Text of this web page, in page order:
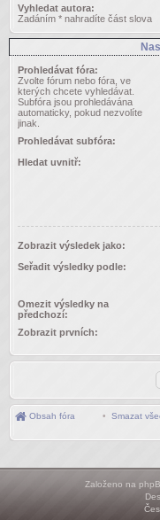
Vyhledat autora:
Zadáním * nahradíte část slova
Prohledávat fóra:
Zvolte fórum nebo fóra, ve
kterých chcete vyhledávat.
Subfóra jsou prohledávána
automaticky, pokud nezvolíte
jinak.
Prohledávat subfóra:
Hledat uvnitř:
Zobrazit výsledek jako:
Seřadit výsledky podle:
Omezit výsledky na
předchozí:
Zobrazit prvních:
Obsah fóra • Smazat
Založeno na